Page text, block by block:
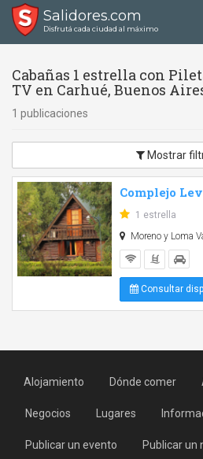
Salidores.com
Disfrutá cada ciudad al máximo
Cabañas 1 estrella con
TV en Carhué, Buenos
1 publicaciones
Mostrar
Complejo
1 estrella
Moreno y Loma
Consultar
Alojamiento Dónde comer
Negocios Lugares
Publicar un evento Publicar un